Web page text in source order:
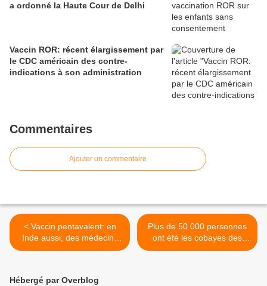
a ordonné la Haute Cour de Delhi
Vaccin ROR: récent élargissement par
le CDC américain des contre-
indications à son administration
Commentaires
Ajouter un commentaire
< Vaccin pentavalent: en
Inde aussi, des médecins
s'inquiètent et s'indignent
Plus de 50 000 personnes
ont été les cobayes des
pharmas en ex RDA >
Hébergé par Overblog